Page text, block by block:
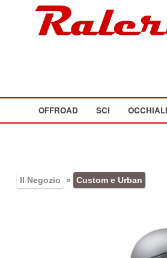
OFFROAD SCI OCCHIALI
Il Negozio » Custom e Urban